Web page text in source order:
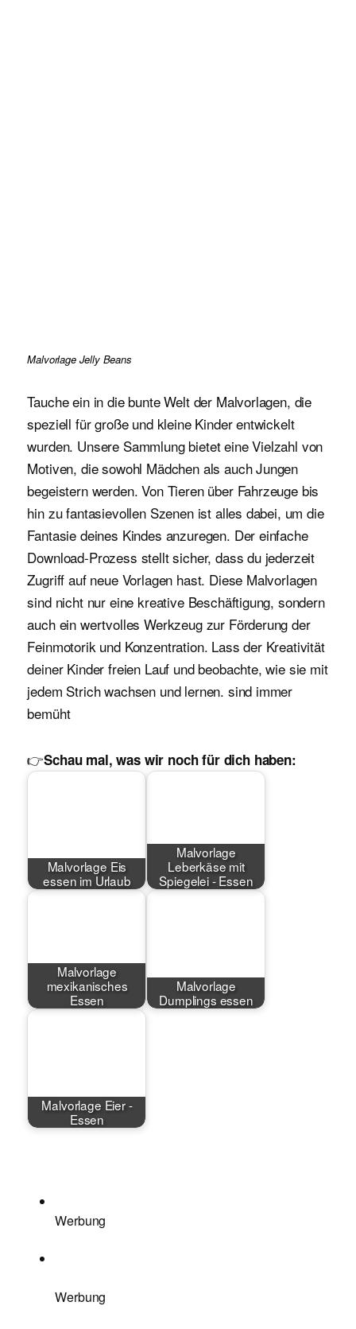
Malvorlage Jelly Beans
Tauche ein in die bunte Welt der Malvorlagen, die
speziell für große und kleine Kinder entwickelt
wurden. Unsere Sammlung bietet eine Vielzahl von
Motiven, die sowohl Mädchen als auch Jungen
begeistern werden. Von Tieren über Fahrzeuge bis
hin zu fantasievollen Szenen ist alles dabei, um die
Fantasie deines Kindes anzuregen. Der einfache
Download-Prozess stellt sicher, dass du jederzeit
Zugriff auf neue Vorlagen hast. Diese Malvorlagen
sind nicht nur eine kreative Beschäftigung, sondern
auch ein wertvolles Werkzeug zur Förderung der
Feinmotorik und Konzentration. Lass der Kreativität
deiner Kinder freien Lauf und beobachte, wie sie mit
jedem Strich wachsen und lernen. sind immer
bemüht
👉Schau mal, was wir noch für dich haben:
Malvorlage Eis
essen im Urlaub
Malvorlage
Leberkäse mit
Spiegelei - Essen
Malvorlage
mexikanisches
Essen
Malvorlage
Dumplings essen
Malvorlage Eier -
Essen
Werbung
Werbung